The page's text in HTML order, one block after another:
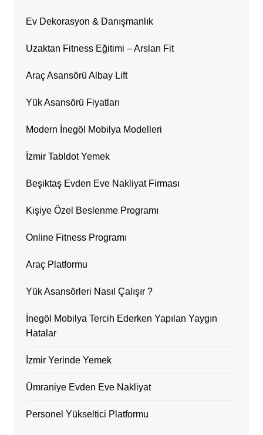
Ev Dekorasyon & Danışmanlık
Uzaktan Fitness Eğitimi – Arslan Fit
Araç Asansörü Albay Lift
Yük Asansörü Fiyatları
Modern İnegöl Mobilya Modelleri
İzmir Tabldot Yemek
Beşiktaş Evden Eve Nakliyat Firması
Kişiye Özel Beslenme Programı
Online Fitness Programı
Araç Platformu
Yük Asansörleri Nasıl Çalışır ?
İnegöl Mobilya Tercih Ederken Yapılan Yaygın
Hatalar
İzmir Yerinde Yemek
Ümraniye Evden Eve Nakliyat
Personel Yükseltici Platformu